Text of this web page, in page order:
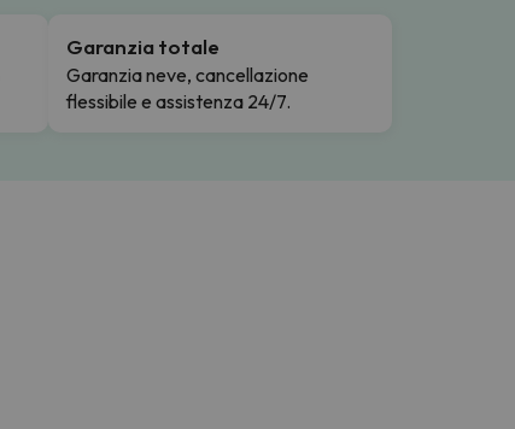
Garanzia totale
Garanzia neve, cancellazione
flessibile e assistenza 24/7.